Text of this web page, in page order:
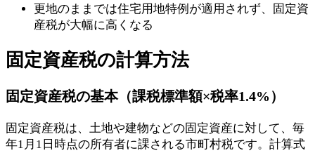
更地のままでは住宅用地特例が適用されず、固定資
産税が大幅に高くなる
固定資産税の計算方法
固定資産税の基本（課税標準額×税率1.4%）
固定資産税は、土地や建物などの固定資産に対して、毎
年1月1日時点の所有者に課される市町村税です。計算式